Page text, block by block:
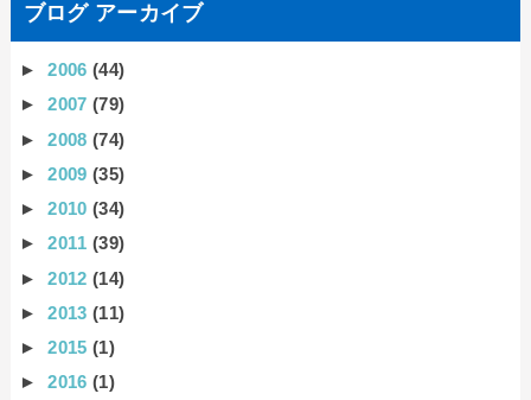
ブログ アーカイブ
►2006(44)
►2007(79)
►2008(74)
►2009(35)
►2010(34)
►2011(39)
►2012(14)
►2013(11)
►2015(1)
►2016(1)